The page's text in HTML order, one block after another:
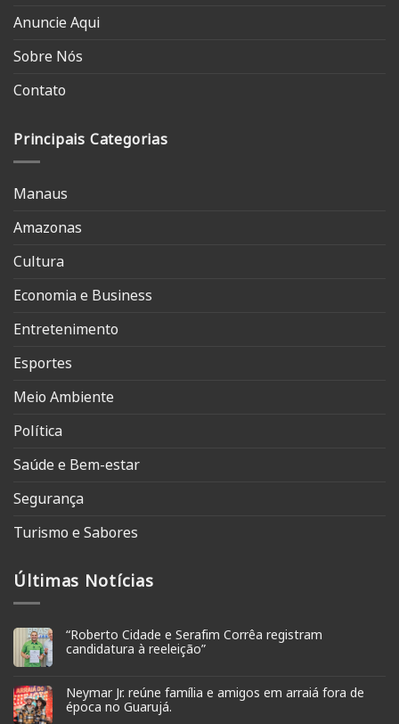
Anuncie Aqui
Sobre Nós
Contato
Principais Categorias
Manaus
Amazonas
Cultura
Economia e Business
Entretenimento
Esportes
Meio Ambiente
Política
Saúde e Bem-estar
Segurança
Turismo e Sabores
Últimas Notícias
“Roberto Cidade e Serafim Corrêa registram
candidatura à reeleição”
Neymar Jr. reúne família e amigos em arraiá fora de
época no Guarujá.